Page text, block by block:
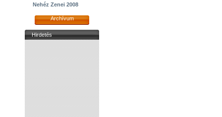
Nehéz Zenei 2008
Archívum
Hirdetés